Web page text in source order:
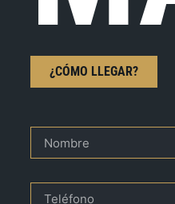
¿CÓMO LLEGAR?